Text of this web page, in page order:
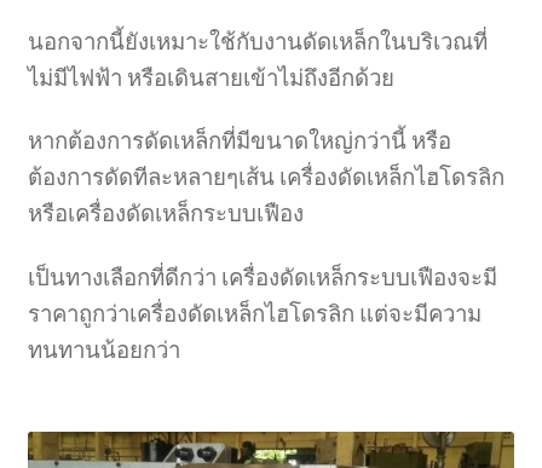
นอกจากนี้ยังเหมาะใช้กับงานดัดเหล็กในบริเวณที่
ไม่มีไฟฟ้า หรือเดินสายเข้าไม่ถึงอีกด้วย
หากต้องการดัดเหล็กที่มีขนาดใหญ่กว่านี้ หรือ
ต้องการดัดทีละหลายๆเส้น เครื่องดัดเหล็กไฮโดรลิก
หรือเครื่องดัดเหล็กระบบเฟือง
เป็นทางเลือกที่ดีกว่า เครื่องดัดเหล็กระบบเฟืองจะมี
ราคาถูกว่าเครื่องดัดเหล็กไฮโดรลิก แต่จะมีความ
ทนทานน้อยกว่า